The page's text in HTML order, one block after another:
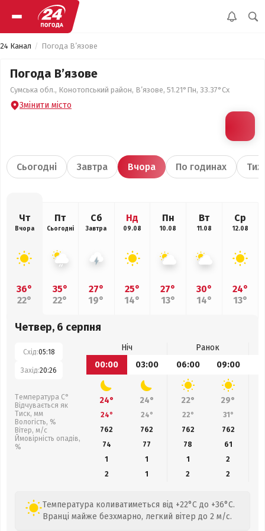
24 Канал Погода В’язове
Погода В’язове
Сумська обл., Конотопський район, В’язове, 51.21°Пн, 33.37°Сх
Змінити місто
Сьогодні Завтра Вчора По годинах
Чт
Вчора
36°
22°
Пт
Сьогодні
35°
22°
Сб
Завтра
27°
19°
Нд
09.08
25°
14°
Пн
10.08
27°
13°
Вт
11.08
30°
14°
Ср
12.08
24°
13°
Четвер, 6 серпня
Схід:05:18
Захід:20:26
Температура С°
Відчувається як
Тиск, мм
Вологість, %
Вітер, м/с
Ймовірність опадів,
%
Ніч
Ранок
00:00
03:00 06:00 09:00
24° 24° 22° 29°
24° 24° 22° 31°
762
762 762 762
74
77 78 61
1
1 1
2
2
1 2 2
Температура коливатиметься від +22°C до +36°C.
Вранці майже безхмарно, легкий вітер до 2 м/с.